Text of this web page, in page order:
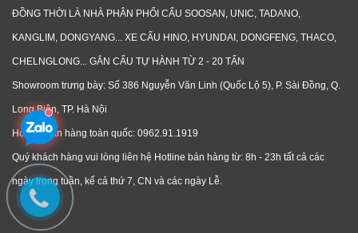
ĐỒNG THỜI LÀ NHÀ PHÂN PHỐI CẨU SOOSAN, UNIC, TADANO,
KANGLIM, DONGYANG... XE CẨU HINO, HYUNDAI, DONGFENG, THACO,
CHELNGLONG... GẮN CẨU TỰ HÀNH TỪ 2 - 20 TẤN
Showroom trưng bày: Số 386 Nguyễn Văn Linh (Quốc Lộ 5), P. Sài Đồng, Q.
Long Biên, TP. Hà Nội
Hotline bán hàng toàn quốc: 0962.91.1919
Quý khách hàng vui lòng liên hệ Hotline bán hàng từ: 8h - 23h tất cả các
ngày trong tuần, kể cả thứ 7, CN và các ngày Lễ.